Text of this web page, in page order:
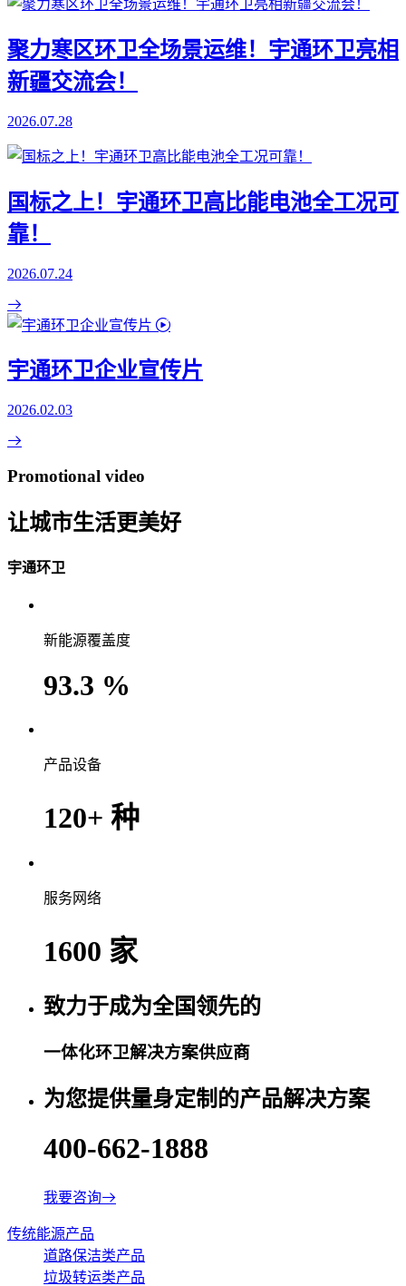
聚力寒区环卫全场景运维！宇通环卫亮相
新疆交流会！
2026.07.28
国标之上！宇通环卫高比能电池全工况可
靠！
2026.07.24
宇通环卫企业宣传片
2026.02.03
Promotional video
让城市生活更美好
宇通环卫
新能源覆盖度
93.3 %
产品设备
120+ 种
服务网络
1600 家
致力于成为全国领先的
一体化环卫解决方案供应商
为您提供量身定制的产品解决方案
400-662-1888
我要咨询
传统能源产品
道路保洁类产品
垃圾转运类产品